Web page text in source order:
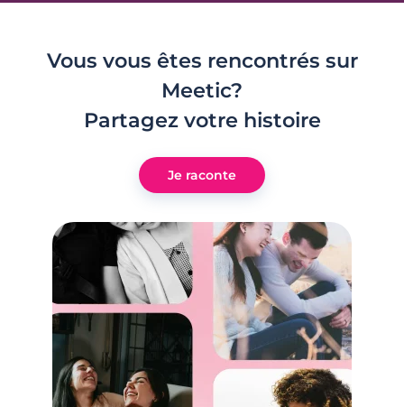
2 minutes
Dérapages de SMS : une appli (Privates)
pour les éviter
Vous vous êtes rencontrés sur
Meetic?
Partagez votre histoire
Je raconte